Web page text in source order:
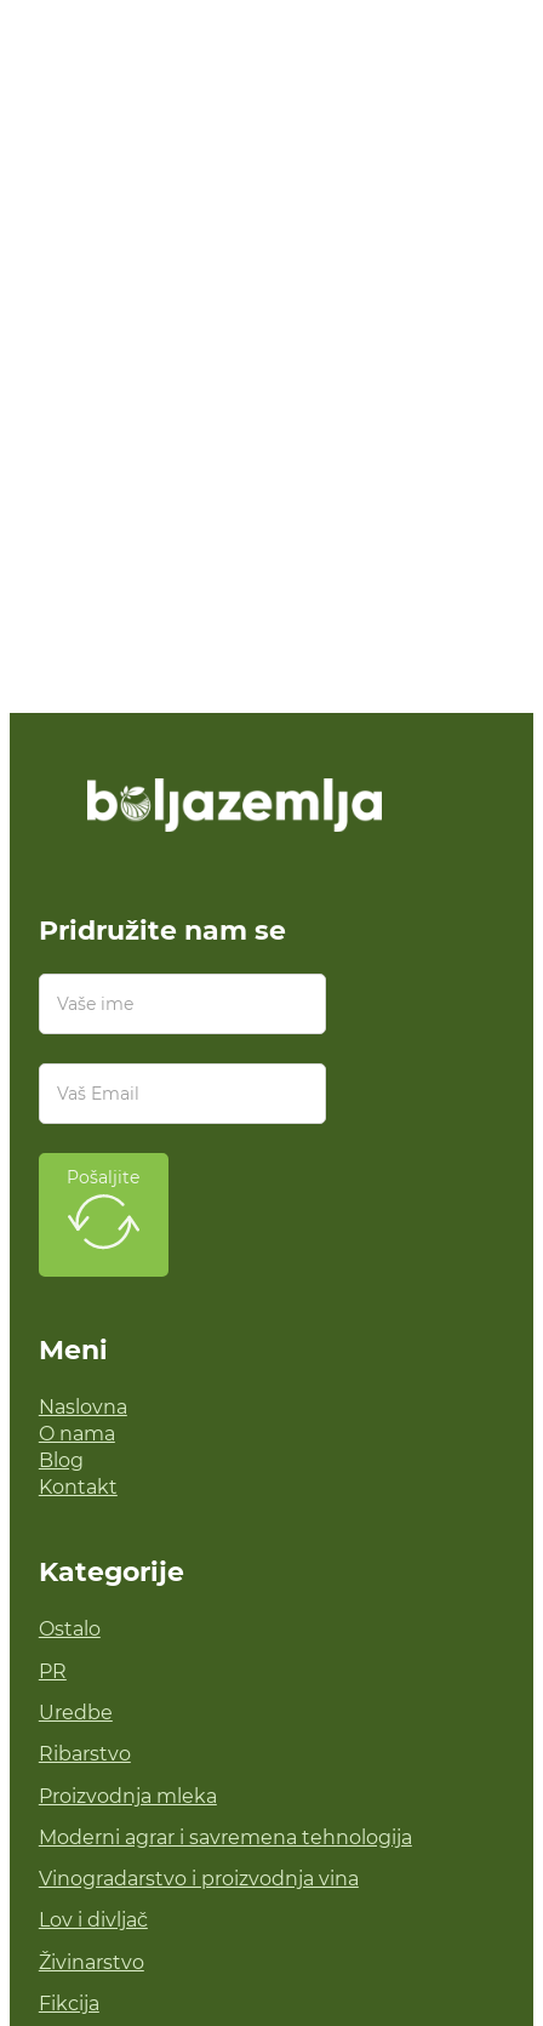
Pridružite nam se
Pošaljite
Meni
Naslovna
O nama
Blog
Kontakt
Kategorije
Ostalo
PR
Uredbe
Ribarstvo
Proizvodnja mleka
Moderni agrar i savremena tehnologija
Vinogradarstvo i proizvodnja vina
Lov i divljač
Živinarstvo
Fikcija